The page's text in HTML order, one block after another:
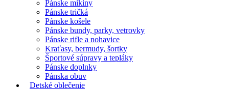
Pánske mikiny
Pánske tričká
Pánske košele
Pánske bundy, parky, vetrovky
Pánske rifle a nohavice
Kraťasy, bermudy, šortky
Športové súpravy a tepláky
Pánske doplnky
Pánska obuv
Detské oblečenie